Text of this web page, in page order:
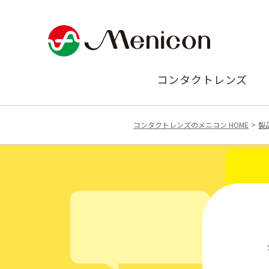
コンタクトレンズ
コンタクトレンズのメニコン HOME 製